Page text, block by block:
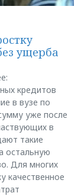
ущерба
кредитов
в вузе по
уже после
в
такие
остальную
Для многих
качественное